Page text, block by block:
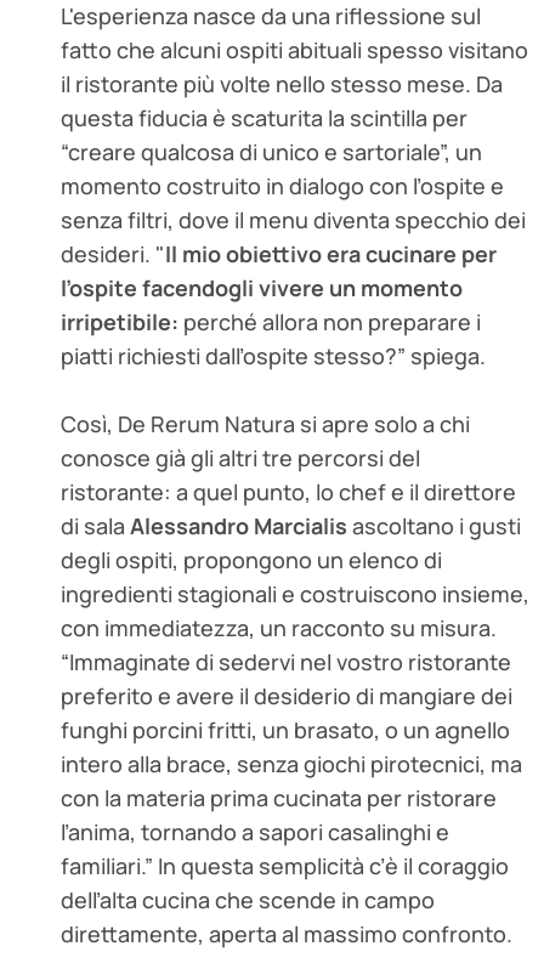
L'esperienza nasce da una riflessione sul
fatto che alcuni ospiti abituali spesso visitano
il ristorante più volte nello stesso mese. Da
questa fiducia è scaturita la scintilla per
“creare qualcosa di unico e sartoriale”, un
momento costruito in dialogo con l’ospite e
senza filtri, dove il menu diventa specchio dei
desideri. "Il mio obiettivo era cucinare per
l’ospite facendogli vivere un momento
irripetibile: perché allora non preparare i
piatti richiesti dall’ospite stesso?” spiega.
Così, De Rerum Natura si apre solo a chi
conosce già gli altri tre percorsi del
ristorante: a quel punto, lo chef e il direttore
di sala Alessandro Marcialis ascoltano i gusti
degli ospiti, propongono un elenco di
ingredienti stagionali e costruiscono insieme,
con immediatezza, un racconto su misura.
“Immaginate di sedervi nel vostro ristorante
preferito e avere il desiderio di mangiare dei
funghi porcini fritti, un brasato, o un agnello
intero alla brace, senza giochi pirotecnici, ma
con la materia prima cucinata per ristorare
l’anima, tornando a sapori casalinghi e
familiari.” In questa semplicità c’è il coraggio
dell’alta cucina che scende in campo
direttamente, aperta al massimo confronto.